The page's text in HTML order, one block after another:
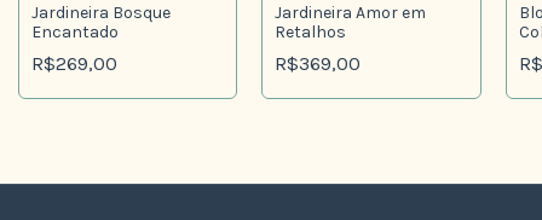
Jardineira Bosque
Encantado
R$269,00
Jardineira Amor em
Retalhos
R$369,00